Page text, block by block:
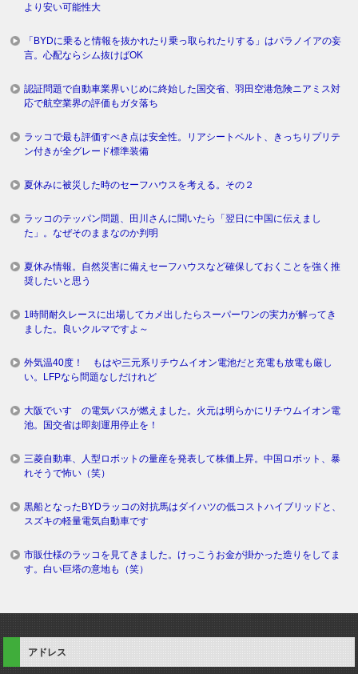
より安い可能性大
「BYDに乗ると情報を抜かれたり乗っ取られたりする」はパラノイアの妄
言。心配ならシム抜けばOK
認証問題で自動車業界いじめに終始した国交省、羽田空港危険ニアミス対
応で航空業界の評価もガタ落ち
ラッコで最も評価すべき点は安全性。リアシートベルト、きっちりプリテ
ン付きが全グレード標準装備
夏休みに被災した時のセーフハウスを考える。その２
ラッコのテッパン問題、田川さんに聞いたら「翌日に中国に伝えまし
た」。なぜそのままなのか判明
夏休み情報。自然災害に備えセーフハウスなど確保しておくことを強く推
奨したいと思う
1時間耐久レースに出場してカメ出したらスーパーワンの実力が解ってき
ました。良いクルマですよ～
外気温40度！ もはや三元系リチウムイオン電池だと充電も放電も厳し
い。LFPなら問題なしだけれど
大阪でいすゞの電気バスが燃えました。火元は明らかにリチウムイオン電
池。国交省は即刻運用停止を！
三菱自動車、人型ロボットの量産を発表して株価上昇。中国ロボット、暴
れそうで怖い（笑）
黒船となったBYDラッコの対抗馬はダイハツの低コストハイブリッドと、
スズキの軽量電気自動車です
市販仕様のラッコを見てきました。けっこうお金が掛かった造りをしてま
す。白い巨塔の意地も（笑）
アドレス